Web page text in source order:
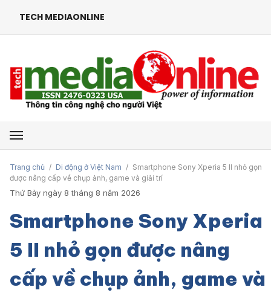
TECH MEDIAONLINE
Mở menu
Trang chủ / Di động ở Việt Nam / Smartphone Sony Xperia 5 II nhỏ gọn
được nâng cấp về chụp ảnh, game và giải trí
Thứ Bảy ngày 8 tháng 8 năm 2026
Smartphone Sony Xperia
5 II nhỏ gọn được nâng
cấp về chụp ảnh, game và